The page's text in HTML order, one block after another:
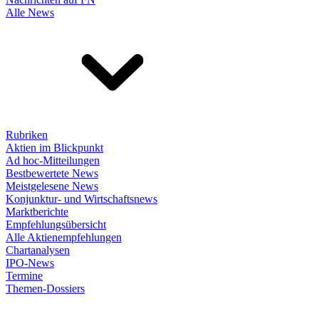
Alle News
Rubriken
Aktien im Blickpunkt
Ad hoc-Mitteilungen
Bestbewertete News
Meistgelesene News
Konjunktur- und Wirtschaftsnews
Marktberichte
Empfehlungsübersicht
Alle Aktienempfehlungen
Chartanalysen
IPO-News
Termine
Themen-Dossiers